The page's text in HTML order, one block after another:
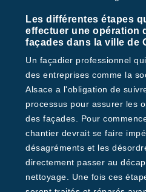
Les différentes étapes
effectuer une opération
façades dans la ville de
Un façadier professionnel
des entreprises comme la
Alsace a l'obligation de
processus pour assurer les
des façades. Pour
chantier devrait se faire
désagréments et les
directement passer au
nettoyage. Une fois ces